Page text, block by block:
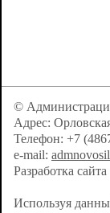
©
Адрес:
Телефон: +7
e-mail:
Разработка сайта
Используя